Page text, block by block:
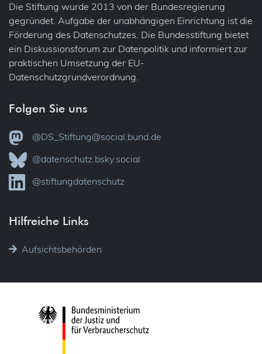
Die Stiftung wurde 2013 von der Bundesregierung
gegründet. Aufgabe der unabhängigen Einrichtung ist die
Förderung des Datenschutzes. Die Bundesstiftung bietet
ein Diskussionsforum zur Datenpolitik und informiert zur
praktischen Umsetzung der EU-
Datenschutzgrundverordnung.
Folgen Sie uns
@DS_Stiftung@social.bund.de
@datenschutz.bsky.social
@stiftungdatenschutz
Hilfreiche Links
Aufsichtsbehörden